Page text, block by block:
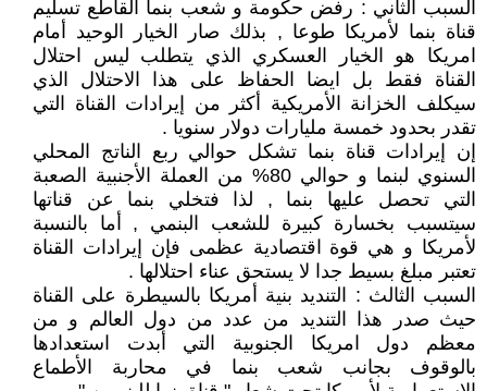
السبب الثاني : رفض حكومة و شعب بنما القاطع تسليم
قناة بنما لأمريكا طوعا , بذلك صار الخيار الوحيد أمام
امريكا هو الخيار العسكري الذي يتطلب ليس احتلال
القناة فقط بل ايضا الحفاظ على هذا الاحتلال الذي
سيكلف الخزانة الأمريكية أكثر من إيرادات القناة التي
تقدر بحدود خمسة مليارات دولار سنويا .
إن إيرادات قناة بنما تشكل حوالي ربع الناتج المحلي
السنوي لبنما و حوالي 80% من العملة الأجنبية الصعبة
التي تحصل عليها بنما , لذا فتخلي بنما عن قناتها
سيتسبب بخسارة كبيرة للشعب البنمي , أما بالنسبة
لأمريكا و هي قوة اقتصادية عظمى فإن إيرادات القناة
تعتبر مبلغ بسيط جدا لا يستحق عناء احتلالها .
السبب الثالث : التنديد بنية أمريكا بالسيطرة على القناة
حيث صدر هذا التنديد من عدد من دول العالم و من
معظم دول امريكا الجنوبية التي أبدت استعدادها
بالوقوف بجانب شعب بنما في محاربة الأطماع